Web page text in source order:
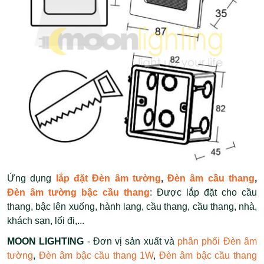
Ứng dụng lắp đặt Đèn âm tường,Đèn âm cầu thang,
Đèn âm tường bậc cầu thang: Được lắp đặt cho cầu
thang, bậc lên xuống, hành lang, cầu thang, cầu thang, nhà,
khách sạn, lối đi,...
MOON LIGHTING - Đơn vị sản xuất và phân phối Đèn âm
tường, Đèn âm bậc cầu thang 1W, Đèn âm bậc cầu thang